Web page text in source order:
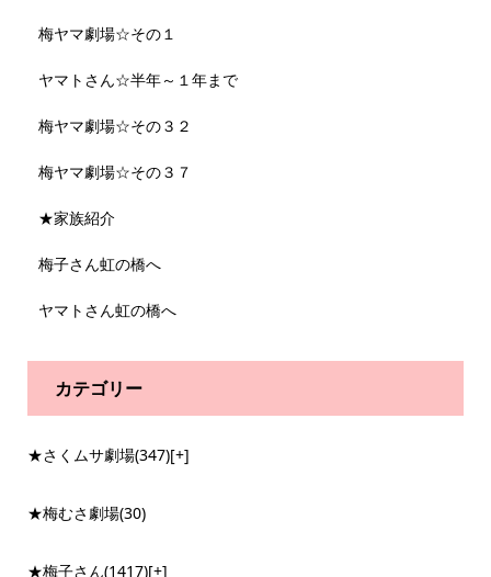
梅ヤマ劇場☆その１
ヤマトさん☆半年～１年まで
梅ヤマ劇場☆その３２
梅ヤマ劇場☆その３７
★家族紹介
梅子さん虹の橋へ
ヤマトさん虹の橋へ
カテゴリー
★さくムサ劇場(347)[+]
★梅むさ劇場(30)
★梅子さん(1417)[+]